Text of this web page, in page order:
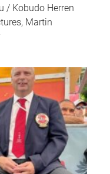
/ Kobudo Herren
Martin